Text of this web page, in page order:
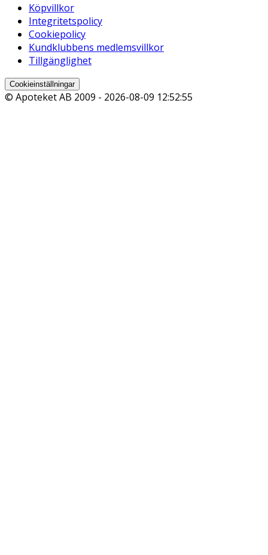
Köpvillkor
Integritetspolicy
Cookiepolicy
Kundklubbens medlemsvillkor
Tillgänglighet
Cookieinställningar
© Apoteket AB 2009 - 2026-08-09 12:52:55